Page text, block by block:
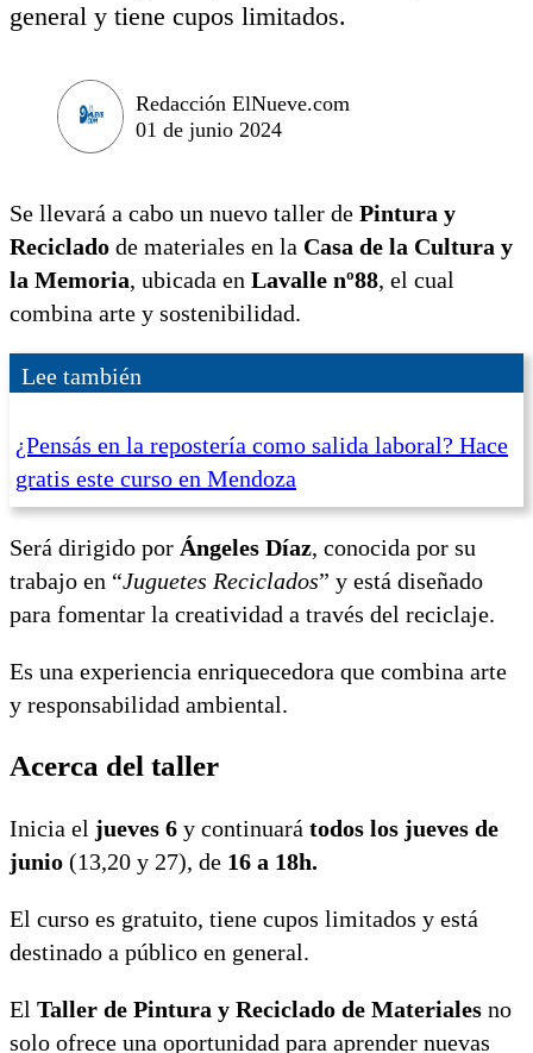
general y tiene cupos limitados.
Redacción ElNueve.com
01 de junio 2024
Se llevará a cabo un nuevo taller de Pintura y
Reciclado de materiales en la Casa de la Cultura y
la Memoria, ubicada en Lavalle nº88, el cual
combina arte y sostenibilidad.
Lee también
¿Pensás en la repostería como salida laboral? Hace
gratis este curso en Mendoza
Será dirigido por Ángeles Díaz, conocida por su
trabajo en “Juguetes Reciclados” y está diseñado
para fomentar la creatividad a través del reciclaje.
Es una experiencia enriquecedora que combina arte
y responsabilidad ambiental.
Acerca del taller
Inicia el jueves 6 y continuará todos los jueves de
junio (13,20 y 27), de 16 a 18h.
El curso es gratuito, tiene cupos limitados y está
destinado a público en general.
El Taller de Pintura y Reciclado de Materiales no
solo ofrece una oportunidad para aprender nuevas